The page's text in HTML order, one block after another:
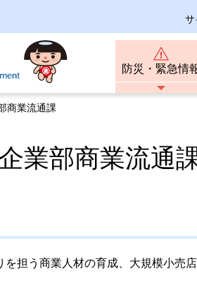
サ
防災・緊急情
商業流通課
業部商業流通
担う商業人材の育成、大規模小売